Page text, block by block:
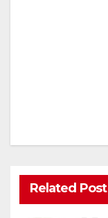
Related Post